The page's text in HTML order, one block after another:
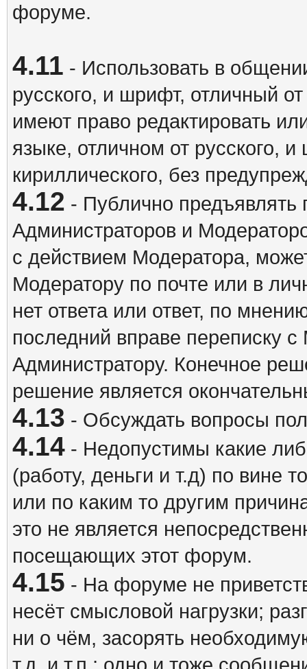
форуме.
4.11 - Использовать в
русского, и шрифт, отличный
имеют право редактировать
языке, отличном от русского,
кириллического, без
4.12 - Публично предъявлять
Администраторов и
с действием Модератора,
Модератору по почте или в
нет ответа или ответ, по
последний вправе переписку
Администратору. Конечное
решение является
4.13 - Обсуждать вопросы
4.14- Недопустимы какие
(работу, деньги и т.д) по вине
или по каким то другим
это не является
посещающих этот форум.
4.15 - На форуме не
несёт смысловой нагрузки;
ни о чём, засорять